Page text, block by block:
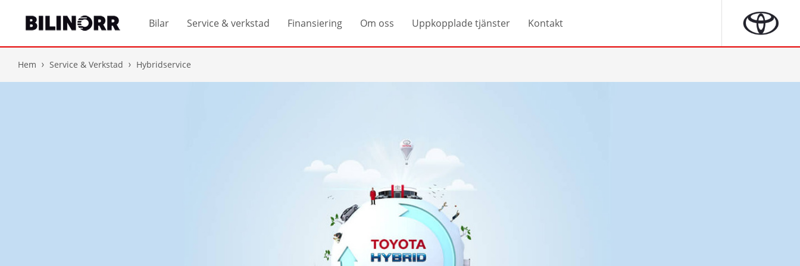
Bilar Service & verkstad Finansiering Om oss Uppkopplade tjänster Kontakt
Hem Service & Verkstad Hybridservice